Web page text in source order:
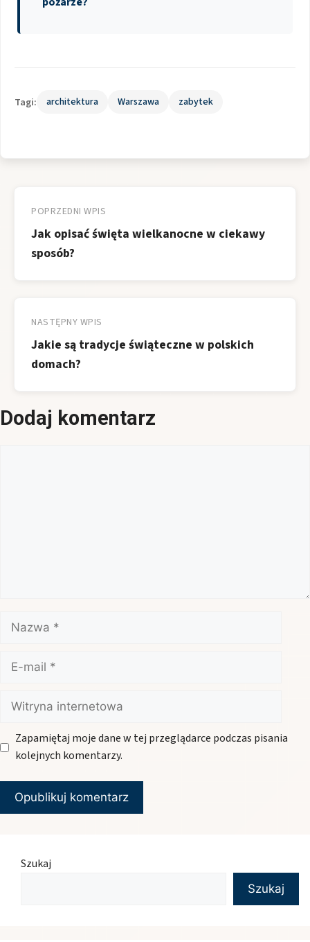
Tagi: architektura Warszawa zabytek
wpisu
POPRZEDNI WPIS
Jak opisać święta wielkanocne w ciekawy
sposób?
NASTĘPNY WPIS
Jakie są tradycje świąteczne w polskich
domach?
Dodaj komentarz
Nazwa
mail
Witryna
internetowa
Zapamiętaj moje dane w tej przeglądarce podczas pisania
kolejnych komentarzy.
Szukaj
Szukaj